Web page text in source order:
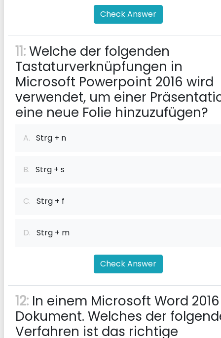
Check Answer
11:Welche der folgenden
Tastaturverknüpfungen in
Microsoft Powerpoint 2016 wird
verwendet, um einer
eine neue Folie hinzuzufügen?
A. Strg + n
B. Strg + s
C. Strg + f
D. Strg + m
Check Answer
12: In einem Microsoft Word
Dokument. Welches der
Verfahren ist das richtige